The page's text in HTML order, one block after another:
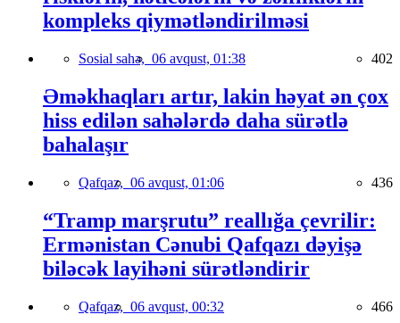
kompleks qiymətləndirilməsi
Sosial sahə, 06 avqust, 01:38 402
Əməkhaqları artır, lakin həyat ən çox
hiss edilən sahələrdə daha sürətlə
bahalaşır
Qafqaz, 06 avqust, 01:06 436
“Tramp marşrutu” reallığa çevrilir:
Ermənistan Cənubi Qafqazı dəyişə
biləcək layihəni sürətləndirir
Qafqaz, 06 avqust, 00:32 466